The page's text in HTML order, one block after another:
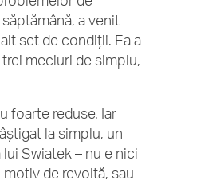
a venit
set de condiții. Ea a
meciuri de simplu,
foarte reduse. Iar
la simplu, un
Swiatek – nu e nici
de revoltă, sau